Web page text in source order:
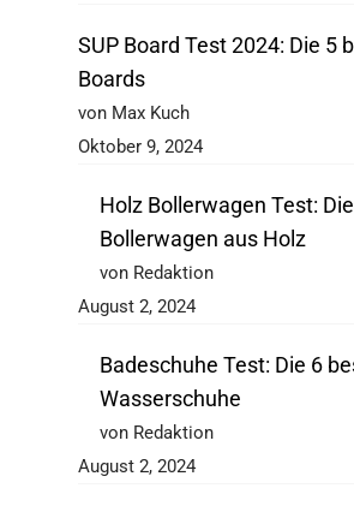
SUP Board Test 2024: Die 5
Boards
von Max Kuch
Oktober 9, 2024
Holz Bollerwagen Test:
Bollerwagen aus Holz
von Redaktion
August 2, 2024
Badeschuhe Test: Die 6
Wasserschuhe
von Redaktion
August 2, 2024